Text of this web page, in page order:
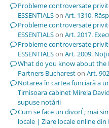
Probleme controversate
ESSENTIALSon Art. 1310.
Probleme controversate
ESSENTIALSon Art. 2017.
Probleme controversate
ESSENTIALSon Art. 2009.
What do you know about the
Partners Buchareston Art.
Notarea în cartea funciară a
Timisoara cabinet Mirela David
supuse notării
Cum se face un divorÈ; mai
locale | Ziare locale online din